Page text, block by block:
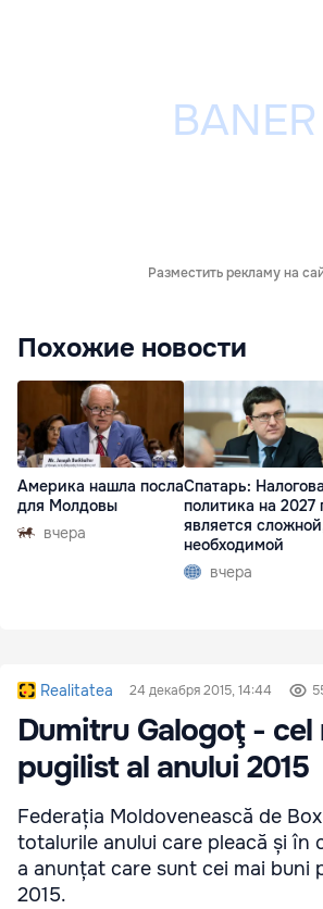
Разместить рекламу на
Похожие новости
Америка нашла посла
для Молдовы
вчера
Спатарь:
политика на 2027
является
необходимой
вчера
Realitatea 24 декабря 2015, 14:44
Dumitru Galogoţ - cel
pugilist al anului 2015
Federația Moldovenească de
totalurile anului care pleacă și în
a anunțat care sunt cei mai buni
2015.